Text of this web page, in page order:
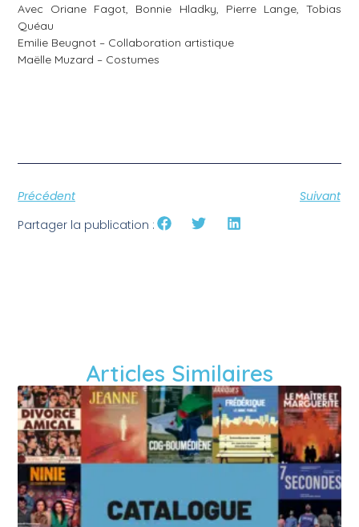
Avec Oriane Fagot, Bonnie Hladky, Pierre Lange, Tobias
Quéau
Emilie Beugnot – Collaboration artistique
Maëlle Muzard – Costumes
Précédent
Suivant
Partager la publication :
Articles Similaires